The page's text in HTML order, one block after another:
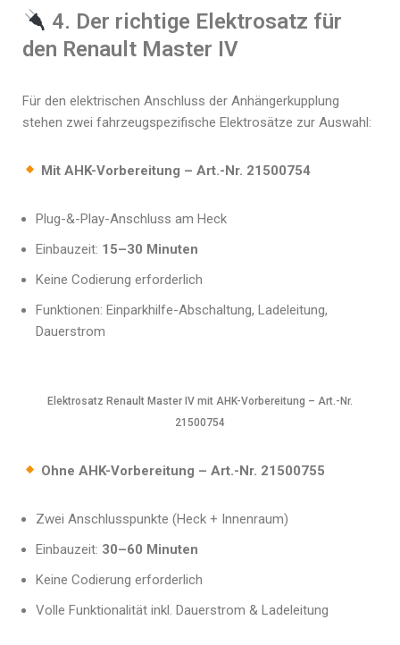
4. Der richtige Elektrosatz für
den Renault Master IV
Für den elektrischen Anschluss der Anhängerkupplung
stehen zwei fahrzeugspezifische Elektrosätze zur Auswahl:
Mit AHK-Vorbereitung – Art.-Nr. 21500754
Plug-&-Play-Anschluss am Heck
Einbauzeit: 15–30 Minuten
Keine Codierung erforderlich
Funktionen: Einparkhilfe-Abschaltung, Ladeleitung,
Dauerstrom
Elektrosatz Renault Master IV mit AHK-Vorbereitung – Art.-Nr.
21500754
Ohne AHK-Vorbereitung – Art.-Nr. 21500755
Zwei Anschlusspunkte (Heck + Innenraum)
Einbauzeit: 30–60 Minuten
Keine Codierung erforderlich
Volle Funktionalität inkl. Dauerstrom & Ladeleitung